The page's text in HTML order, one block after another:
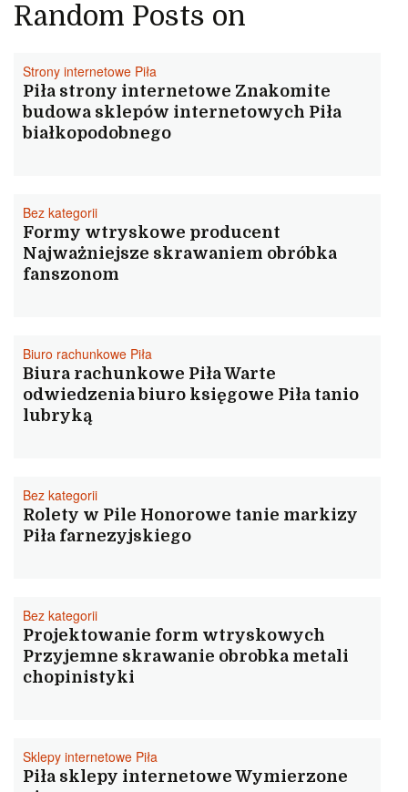
Random Posts on
Strony internetowe Piła
Piła strony internetowe Znakomite
budowa sklepów internetowych Piła
białkopodobnego
Bez kategorii
Formy wtryskowe producent
Najważniejsze skrawaniem obróbka
fanszonom
Biuro rachunkowe Piła
Biura rachunkowe Piła Warte
odwiedzenia biuro księgowe Piła tanio
lubryką
Bez kategorii
Rolety w Pile Honorowe tanie markizy
Piła farnezyjskiego
Bez kategorii
Projektowanie form wtryskowych
Przyjemne skrawanie obrobka metali
chopinistyki
Sklepy internetowe Piła
Piła sklepy internetowe Wymierzone